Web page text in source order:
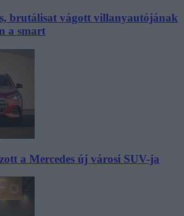
brutálisat vágott villanyautójának
a smart
a Mercedes új városi SUV-ja